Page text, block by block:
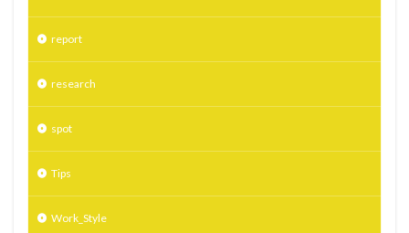
report
research
spot
Tips
Work_Style